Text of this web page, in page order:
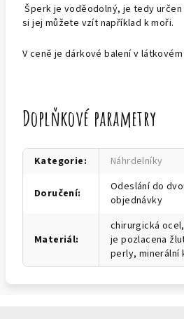
Šperk je voděodolný, je tedy
si jej můžete vzít například k moři.
V ceně je dárkové balení v
Doplňkové parametry
Kategorie: Náhrdelníky
Doručení:
Odeslání do
objednávky
Materiál:
chirurgická
je pozlacena
perly, minerální